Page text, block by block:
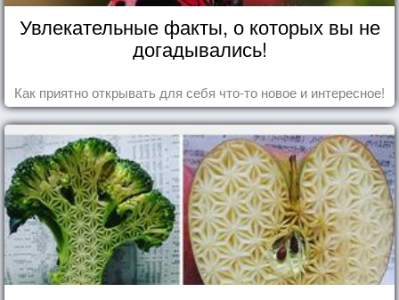
Увлекательные факты, о которых вы не
догадывались!
Как приятно открывать для себя что-то новое и интересное!